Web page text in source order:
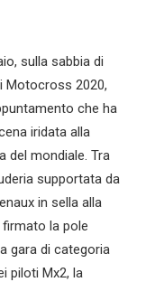
sulla sabbia di
Motocross 2020,
che ha
iridata alla
del mondiale. Tra
supportata da
in sella alla
la pole
gara di categoria
piloti Mx2, la